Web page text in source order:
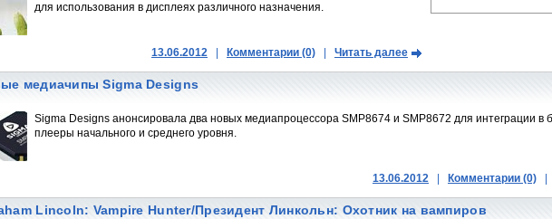
для использования в дисплеях различного назначения.
13.06.2012 Комментарии (0) Читать далее
медиачипы Sigma Designs
Sigma Designs анонсировала два новых медиапроцессора SMP8674 и SMP8672 для интеграции в
плееры начального и среднего уровня.
13.06.2012 Комментарии (0)
Lincoln: Vampire Hunter/Президент Линкольн: Охотник на вампиров